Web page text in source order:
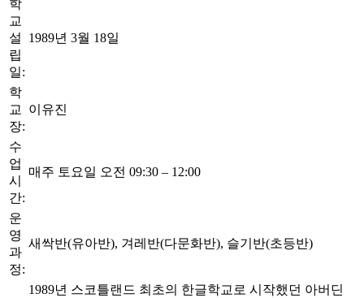
학
교
설
립
일:
1989년 3월 18일
학
교
장:
이유진
수
업
시
간:
매주 토요일 오전 09:30 – 12:00
운
영
과
정:
새싹반(유아반), 겨레반(다문화반), 슬기반(초등반)
1989년 스코틀랜드 최초의 한글학교로 시작했던 아버딘